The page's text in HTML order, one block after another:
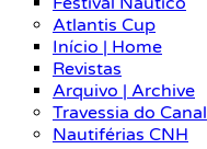
Atlantis Cup
Início | Home
Revistas
Arquivo | Archive
Travessia do Canal
Nautiférias CNH